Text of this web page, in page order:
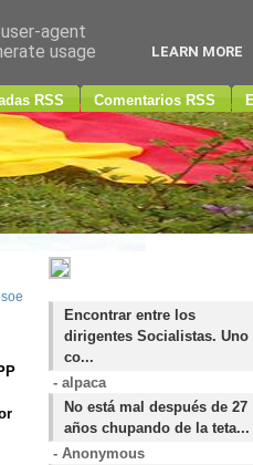
RSS Comentarios RSS
Encontrar entre los
dirigentes Socialistas. Uno
co...
- alpaca
No está mal después de 27
años chupando de la teta...
- Anonymous
agent
usage
LEARN MORE